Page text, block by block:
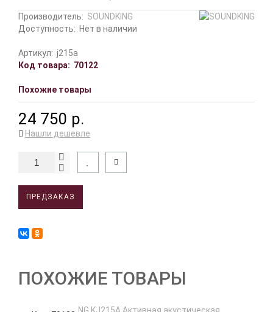
Производитель: SOUNDKING
Доступность: Нет в наличии
Артикул: j215a
Код товара: 70122
Похожие товары
24 750 р.
Нашли дешевле
ПРЕДЗАКАЗ
ПОХОЖИЕ ТОВАРЫ